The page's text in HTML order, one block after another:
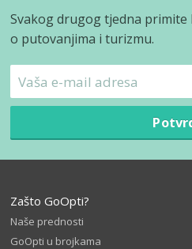
Svakog drugog tjedna
o putovanjima i turizmu.
Zašto GoOpti?
Naše prednosti
GoOpti u brojkama